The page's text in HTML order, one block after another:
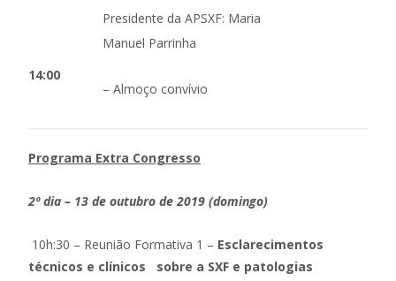
14:00
Presidente da APSXF: Maria
Manuel Parrinha
– Almoço convívio
Programa Extra Congresso
2º dia – 13 de outubro de 2019 (domingo)
10h:30 – Reunião Formativa 1 – Esclarecimentos
técnicos e clínicos sobre a SXF e patologias